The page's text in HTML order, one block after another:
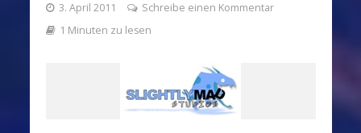
3. April 2011
Schreibe einen Kommentar
1 Minuten zu lesen